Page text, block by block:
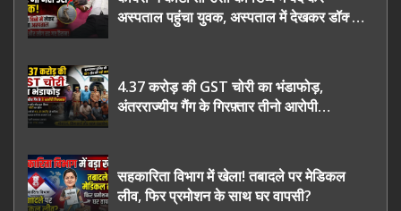
अस्पताल पहुंचा युवक, अस्पताल में देखकर डॉक्टर
4.37 करोड़ की GST चोरी का भंडाफोड़,
अंतरराज्यीय गैंग के गिरफ़्तार तीनो आरोपी
सहकारिता विभाग में खेला! तबादले पर मेडिकल
लीव, फिर प्रमोशन के साथ घर वापसी?